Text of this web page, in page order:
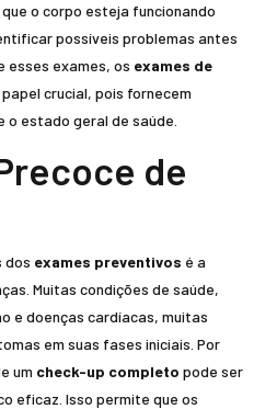
o corpo esteja funcionando
possíveis problemas antes
esses exames, os exames de
crucial, pois fornecem
estado geral de saúde.
de
dos exames preventivos é a
Muitas condições de saúde,
e doenças cardíacas, muitas
em suas fases iniciais. Por
um check-up completo pode ser
eficaz. Isso permite que os